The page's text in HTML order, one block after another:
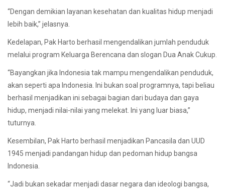
“Dengan demikian layanan kesehatan dan kualitas hidup menjadi
lebih baik,” jelasnya.
Kedelapan, Pak Harto berhasil mengendalikan jumlah penduduk
melalui program Keluarga Berencana dan slogan Dua Anak Cukup.
“Bayangkan jika Indonesia tak mampu mengendalikan penduduk,
akan seperti apa Indonesia. Ini bukan soal programnya, tapi beliau
berhasil menjadikan ini sebagai bagian dari budaya dan gaya
hidup, menjadi nilai-nilai yang melekat. Ini yang luar biasa,”
tuturnya.
Kesembilan, Pak Harto berhasil menjadikan Pancasila dan UUD
1945 menjadi pandangan hidup dan pedoman hidup bangsa
Indonesia.
“Jadi bukan sekadar menjadi dasar negara dan ideologi bangsa,